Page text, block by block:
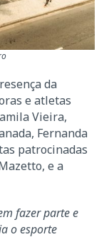
da
e atletas
Vieira,
Fernanda
patrocinadas
e a
fazer parte e
o esporte